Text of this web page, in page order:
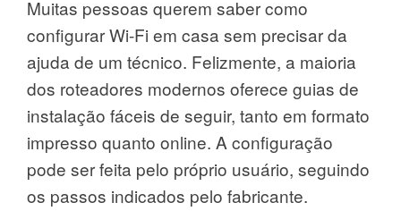
Muitas pessoas querem saber como
configurar Wi-Fi em casa sem precisar da
ajuda de um técnico. Felizmente, a maioria
dos roteadores modernos oferece guias de
instalação fáceis de seguir, tanto em formato
impresso quanto online. A configuração
pode ser feita pelo próprio usuário, seguindo
os passos indicados pelo fabricante.